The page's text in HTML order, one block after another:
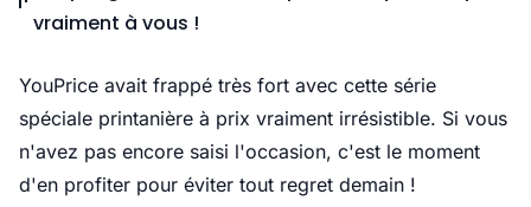
vraiment à vous !
YouPrice avait frappé très fort avec cette série
spéciale printanière à prix vraiment irrésistible. Si vous
n'avez pas encore saisi l'occasion, c'est le moment
d'en profiter pour éviter tout regret demain !